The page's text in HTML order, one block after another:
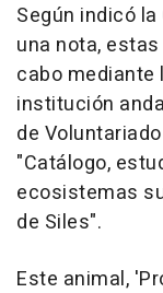
Según indicó
una nota,
cabo mediante
institución
de
"Catálogo,
ecosistemas
de Siles".
Este animal,